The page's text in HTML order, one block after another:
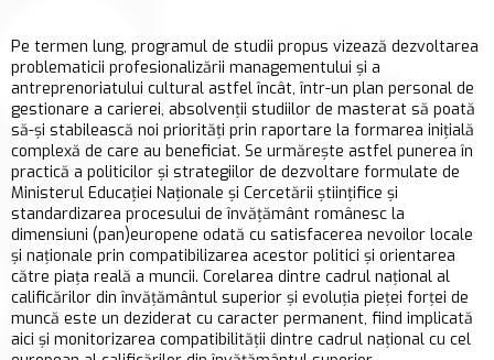
Pe termen lung, programul de studii propus vizează dezvoltarea
problematicii profesionalizării managementului şi a
antreprenoriatului cultural astfel încât, într-un plan personal de
gestionare a carierei, absolvenţii studiilor de masterat să poată
să-şi stabilească noi priorităţi prin raportare la formarea iniţială
complexă de care au beneficiat. Se urmăreşte astfel punerea în
practică a politicilor şi strategiilor de dezvoltare formulate de
Ministerul Educaţiei Naţionale şi Cercetării ştiințifice şi
standardizarea procesului de învăţământ românesc la
dimensiuni (pan)europene odată cu satisfacerea nevoilor locale
şi naţionale prin compatibilizarea acestor politici şi orientarea
către piaţa reală a muncii. Corelarea dintre cadrul naţional al
calificărilor din învăţământul superior şi evoluţia pieţei forţei de
muncă este un deziderat cu caracter permanent, fiind implicată
aici şi monitorizarea compatibilităţii dintre cadrul naţional cu cel